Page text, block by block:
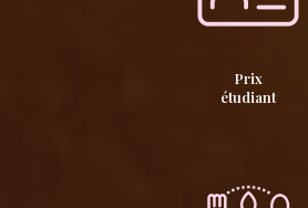
Prix
étudiant